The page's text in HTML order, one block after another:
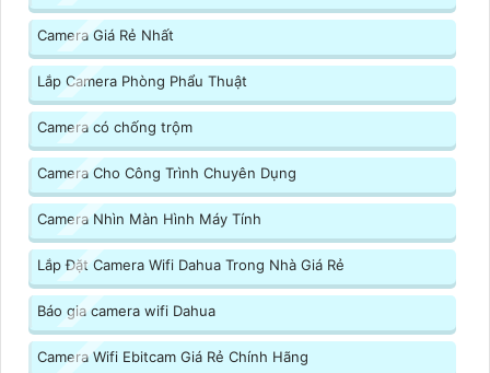
Camera Giá Rẻ Nhất
Lắp Camera Phòng Phẩu Thuật
Camera có chống trộm
Camera Cho Công Trình Chuyên Dụng
Camera Nhìn Màn Hình Máy Tính
Lắp Đặt Camera Wifi Dahua Trong Nhà Giá Rẻ
Báo gia camera wifi Dahua
Camera Wifi Ebitcam Giá Rẻ Chính Hãng